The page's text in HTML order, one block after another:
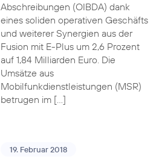
Abschreibungen (OIBDA) dank
eines soliden operativen Geschäfts
und weiterer Synergien aus der
Fusion mit E-Plus um 2,6 Prozent
auf 1,84 Milliarden Euro. Die
Umsätze aus
Mobilfunkdienstleistungen (MSR)
betrugen im […]
19. Februar 2018